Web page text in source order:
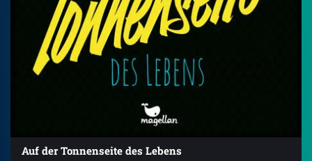
Auf der Tonnenseite des Lebens